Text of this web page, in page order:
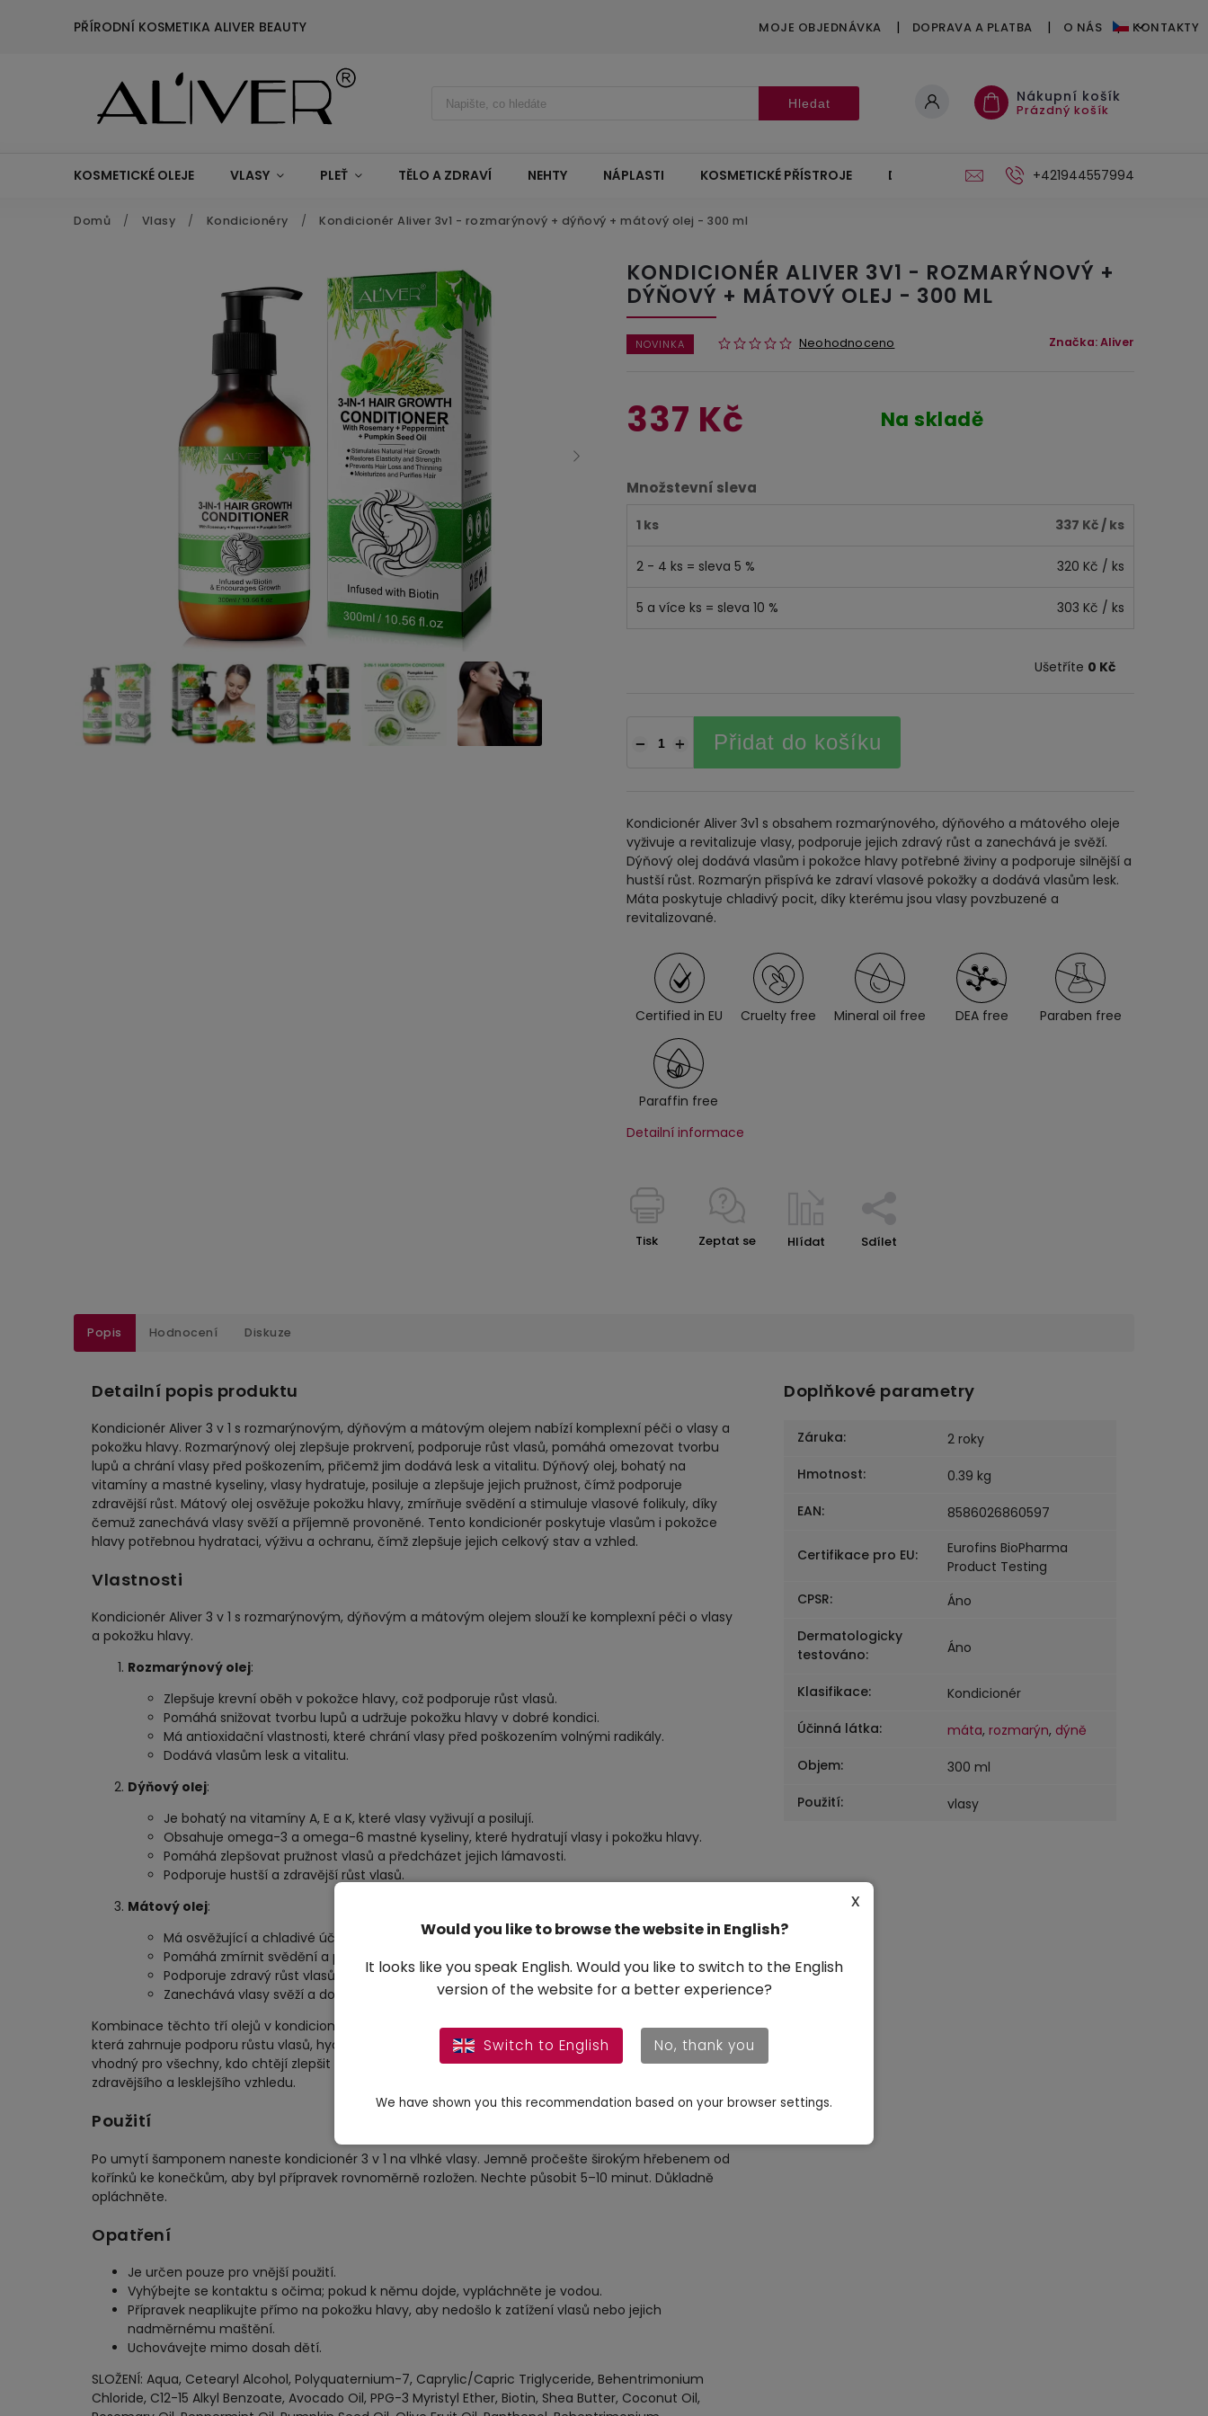
PŘÍRODNÍ KOSMETIKA ALIVER BEAUTY MOJE OBJEDNÁVKA DOPRAVA A PLATBA O NÁS KONTAKTY
Hledat Nákupní košík
Prázdný košík
KOSMETICKÉ OLEJE VLASY PLEŤ TĚLO A ZDRAVÍ NEHTY NÁPLASTI KOSMETICKÉ PŘÍSTROJE DÁRKOVÉ POUKÁZKY STOJAN
+421944557994
Domů / Vlasy / Kondicionéry / Kondicionér Aliver 3v1 - rozmarýnový + dýňový + mátový olej - 300 ml
KONDICIONÉR ALIVER 3V1 - ROZMARÝNOVÝ +
DÝŇOVÝ + MÁTOVÝ OLEJ - 300 ML
NOVINKA Neohodnoceno Značka:Aliver
337 Kč Na skladě
Množstevní sleva
1 ks 337 Kč / ks
2 - 4 ks = sleva 5 % 320 Kč / ks
5 a více ks = sleva 10 % 303 Kč / ks
Ušetříte 0 Kč
+
− Přidat do košíku
Kondicionér Aliver 3v1 s obsahem rozmarýnového, dýňového a mátového oleje
vyživuje a revitalizuje vlasy, podporuje jejich zdravý růst a zanechává je svěží.
Dýňový olej dodává vlasům i pokožce hlavy potřebné živiny a podporuje silnější a
hustší růst. Rozmarýn přispívá ke zdraví vlasové pokožky a dodává vlasům lesk.
Máta poskytuje chladivý pocit, díky kterému jsou vlasy povzbuzené a
revitalizované.
Certified in EU Cruelty free Mineral oil free DEA free Paraben free
Paraffin free
Detailní informace
Tisk Zeptat se Hlídat Sdílet
Popis Hodnocení Diskuze
Detailní popis produktu
Kondicionér Aliver 3 v 1 s rozmarýnovým, dýňovým a mátovým olejem nabízí komplexní péči o vlasy a
pokožku hlavy. Rozmarýnový olej zlepšuje prokrvení, podporuje růst vlasů, pomáhá omezovat tvorbu
lupů a chrání vlasy před poškozením, přičemž jim dodává lesk a vitalitu. Dýňový olej, bohatý na
vitamíny a mastné kyseliny, vlasy hydratuje, posiluje a zlepšuje jejich pružnost, čímž podporuje
zdravější růst. Mátový olej osvěžuje pokožku hlavy, zmírňuje svědění a stimuluje vlasové folikuly, díky
čemuž zanechává vlasy svěží a příjemně provoněné. Tento kondicionér poskytuje vlasům i pokožce
hlavy potřebnou hydrataci, výživu a ochranu, čímž zlepšuje jejich celkový stav a vzhled.
Vlastnosti
Kondicionér Aliver 3 v 1 s rozmarýnovým, dýňovým a mátovým olejem slouží ke komplexní péči o vlasy
a pokožku hlavy.
Rozmarýnový olej:
Zlepšuje krevní oběh v pokožce hlavy, což podporuje růst vlasů.
Pomáhá snižovat tvorbu lupů a udržuje pokožku hlavy v dobré kondici.
Má antioxidační vlastnosti, které chrání vlasy před poškozením volnými radikály.
Dodává vlasům lesk a vitalitu.
Dýňový olej:
Je bohatý na vitamíny A, E a K, které vlasy vyživují a posilují.
Obsahuje omega-3 a omega-6 mastné kyseliny, které hydratují vlasy i pokožku hlavy.
Pomáhá zlepšovat pružnost vlasů a předcházet jejich lámavosti.
Podporuje hustší a zdravější růst vlasů.
Mátový olej:
Má osvěžující a chladivé účinky, které stimulují pokožku hlavy.
Pomáhá zmírnit svědění a podráždění pokožky hlavy.
Podporuje zdravý růst vlasů tím, že stimuluje vlasové folikuly.
Zanechává vlasy svěží a dodává jim příjemnou vůni.
Kombinace těchto tří olejů v kondicionéru poskytuje vašim vlasům a pokožce hlavy komplexní péči,
která zahrnuje podporu růstu vlasů, hydrataci, výživu a ochranu před poškozením. Tento produkt je
vhodný pro všechny, kdo chtějí zlepšit zdraví svých vlasů, zvýšit jejich hustotu a pružnost a dosáhnout
zdravějšího a lesklejšího vzhledu.
Použití
Po umytí šamponem naneste kondicionér 3 v 1 na vlhké vlasy. Jemně pročešte širokým hřebenem od
kořínků ke konečkům, aby byl přípravek rovnoměrně rozložen. Nechte působit 5–10 minut. Důkladně
opláchněte.
Opatření
Je určen pouze pro vnější použití.
Vyhýbejte se kontaktu s očima; pokud k němu dojde, vypláchněte je vodou.
Přípravek neaplikujte přímo na pokožku hlavy, aby nedošlo k zatížení vlasů nebo jejich
nadměrnému maštění.
Uchovávejte mimo dosah dětí.
SLOŽENÍ: Aqua, Cetearyl Alcohol, Polyquaternium-7, Caprylic/Capric Triglyceride, Behentrimonium
Chloride, C12-15 Alkyl Benzoate, Avocado Oil, PPG-3 Myristyl Ether, Biotin, Shea Butter, Coconut Oil,
Doplňkové parametry
Záruka:
2 roky
Hmotnost:
0.39 kg
EAN: 8586026860597
Certifikace pro EU:
Eurofins BioPharma
Product Testing
CPSR:
Áno
Dermatologicky
testováno: Áno
Klasifikace:
Kondicionér
Účinná látka: máta, rozmarýn, dýně
Objem:
300 ml
Použití: vlasy
Would you like to browse the website in English?
x
It looks like you speak English. Would you like to switch to the English
version of the website for a better experience?
Switch to English No, thank you
We have shown you this recommendation based on your browser settings.